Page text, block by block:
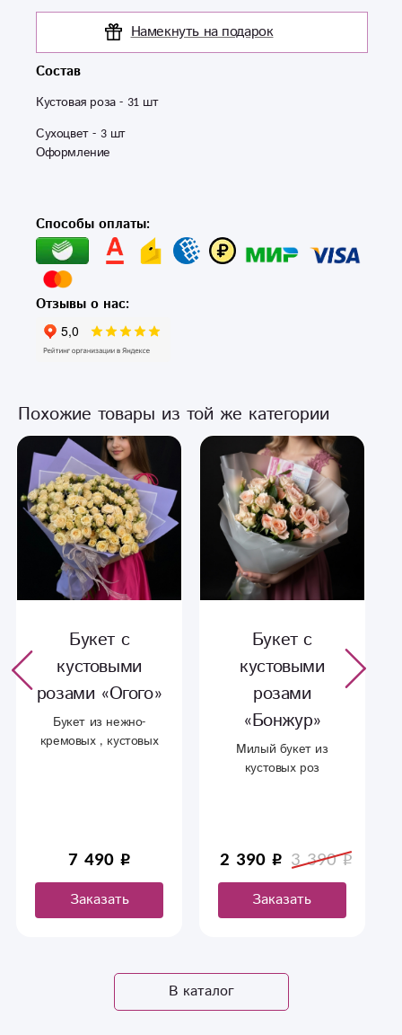
Намекнуть на подарок
Состав
Кустовая роза - 31 шт
Сухоцвет - 3 шт
Оформление
Способы оплаты:
Отзывы о нас:
Похожие товары из той же категории
Букет с
кустовыми
розами «Огого»
Букет из нежно-
кремовых , кустовых
7 490
Заказать
Букет с
кустовыми
розами
«Бонжур»
Милый букет из
кустовых роз
2 390 3 390
Заказать
В каталог